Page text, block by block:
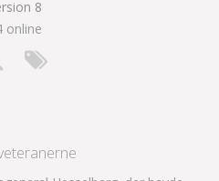
8
online